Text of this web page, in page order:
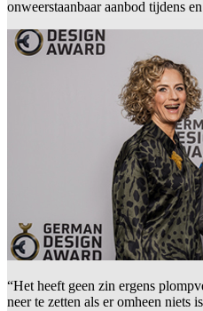
onweerstaanbaar aanbod tijdens
“Het heeft geen zin ergens
neer te zetten als er omheen niets